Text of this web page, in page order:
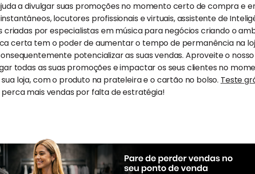
a divulgar suas promoções no momento certo de compra e
locutores profissionais e virtuais, assistente de
criadas por especialistas em música para negócios criando o
certa tem o poder de aumentar o tempo de permanência na
potencializar as suas vendas. Aproveite o
todas as suas promoções e impactar os seus clientes no
loja, com o produto na prateleira e o cartão no bolso. Teste
mais vendas por falta de estratégia!